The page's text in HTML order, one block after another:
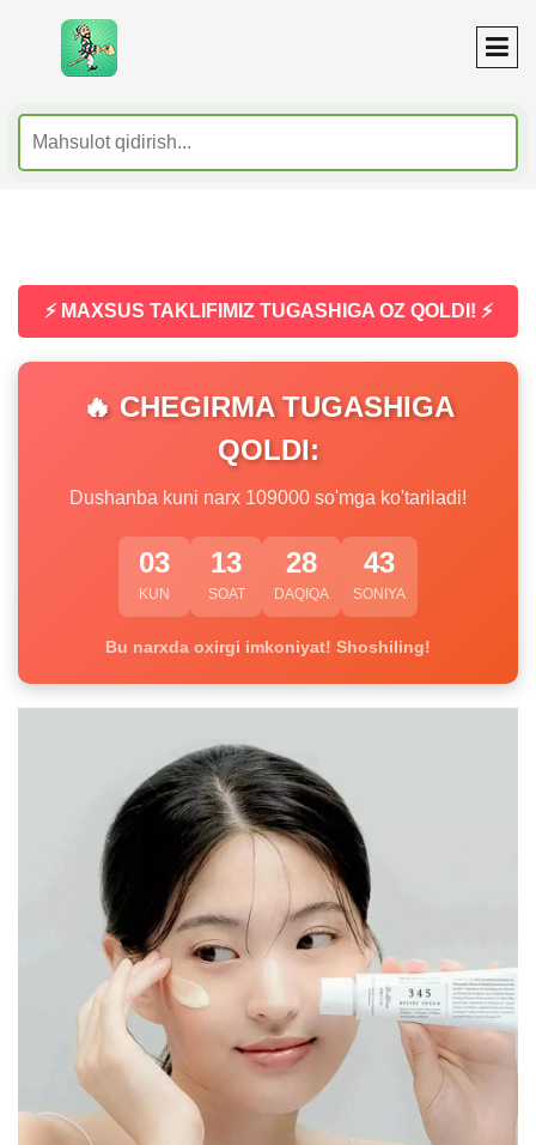
⚡ MAXSUS TAKLIFIMIZ TUGASHIGA OZ QOLDI! ⚡
🔥 CHEGIRMA TUGASHIGA
QOLDI:
Dushanba kuni narx 109000 so'mga ko'tariladi!
03
KUN
13
SOAT
28
DAQIQA
42
SONIYA
Bu narxda oxirgi imkoniyat! Shoshiling!